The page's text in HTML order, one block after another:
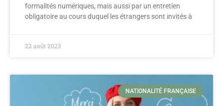
formalités numériques, mais aussi par un entretien
obligatoire au cours duquel les étrangers sont invités à
22 août 2023
NATIONALITÉ FRANÇAISE